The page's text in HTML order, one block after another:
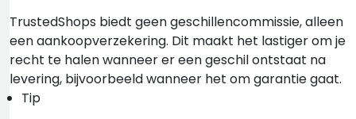
TrustedShops biedt geen geschillencommissie, alleen
een aankoopverzekering. Dit maakt het lastiger om je
recht te halen wanneer er een geschil ontstaat na
levering, bijvoorbeeld wanneer het om garantie gaat.
Tip